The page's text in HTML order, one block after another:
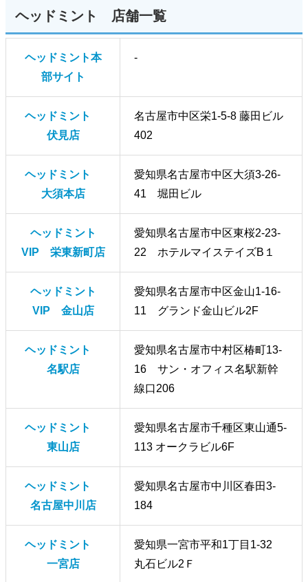
ヘッドミント 店舗一覧
ヘッドミント本
部サイト
-
ヘッドミント
伏見店
名古屋市中区栄1-5-8 藤田ビル
402
ヘッドミント
大須本店
愛知県名古屋市中区大須3-26-
41 堀田ビル
ヘッドミント
VIP 栄東新町店
愛知県名古屋市中区東桜2-23-
22 ホテルマイステイズB１
ヘッドミント
VIP 金山店
愛知県名古屋市中区金山1-16-
11 グランド金山ビル2F
ヘッドミント
名駅店
愛知県名古屋市中村区椿町13-
16 サン・オフィス名駅新幹
線口206
ヘッドミント
東山店
愛知県名古屋市千種区東山通5-
113 オークラビル6F
ヘッドミント
名古屋中川店
愛知県名古屋市中川区春田3-
184
ヘッドミント
一宮店
愛知県一宮市平和1丁目1-32
丸石ビル2Ｆ